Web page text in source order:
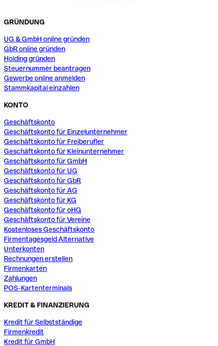
GRÜNDUNG
UG & GmbH online gründen
GbR online gründen
Holding gründen
Steuernummer beantragen
Gewerbe online anmelden
Stammkapital einzahlen
KONTO
Geschäftskonto
Geschäftskonto für Einzelunternehmer
Geschäftskonto für Freiberufler
Geschäftskonto für Kleinunternehmer
Geschäftskonto für GmbH
Geschäftskonto für UG
Geschäftskonto für GbR
Geschäftskonto für AG
Geschäftskonto für KG
Geschäftskonto für oHG
Geschäftskonto für Vereine
Kostenloses Geschäftskonto
Firmentagesgeld Alternative
Unterkonten
Rechnungen erstellen
Firmenkarten
Zahlungen
POS-Kartenterminals
KREDIT & FINANZIERUNG
Kredit für Selbstständige
Firmenkredit
Kredit für GmbH